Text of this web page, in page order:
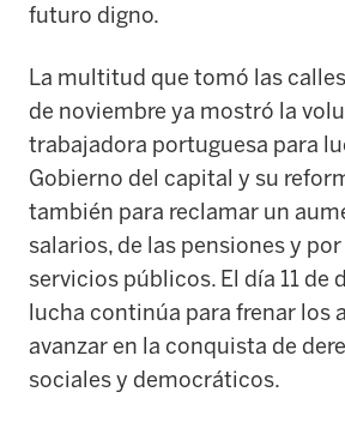
futuro digno.
La multitud que tomó las
de noviembre ya mostró la
trabajadora portuguesa para
Gobierno del capital y su
también para reclamar un
salarios, de las pensiones y
servicios públicos. El día 11 de
lucha continúa para frenar los
avanzar en la conquista de
sociales y democráticos.